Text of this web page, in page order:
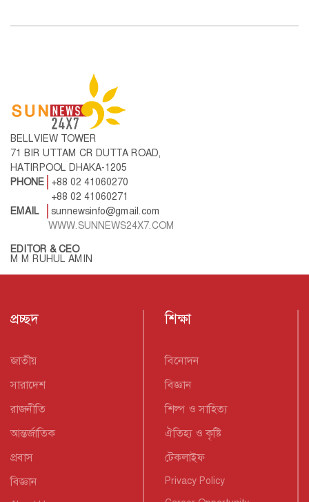
BELLVIEW TOWER
71 BIR UTTAM CR DUTTA ROAD,
HATIRPOOL DHAKA-1205
PHONE
+88 02 41060270
+88 02 41060271
EMAIL
sunnewsinfo@gmail.com
WWW.SUNNEWS24X7.COM
EDITOR & CEO
M M RUHUL AMIN
প্রচ্ছদ
জাতীয়
সারাদেশ
রাজনীতি
আন্তর্জাতিক
প্রবাস
বিজ্ঞান
শিক্ষা
বিনোদন
বিজ্ঞান
শিল্প ও সাহিত্য
ঐতিহ্য ও কৃষ্টি
টেকলাইফ
Privacy Policy